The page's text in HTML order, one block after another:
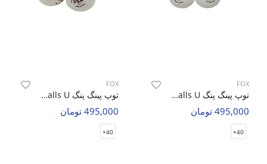
FOX
توپ پینگ پنگ Unisex Fox 5 Star Ping Pong Balls U
495,000 تومان
40+
FOX
توپ پینگ پنگ Unisex Fox 7 Star Ping Pong Balls U
495,000 تومان
40+